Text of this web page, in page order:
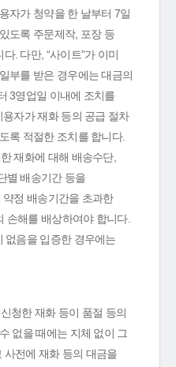
자가 청약을 한 날부터 7일
도록 주문제작, 포장 등
. 다만, “사이트”가 이미
부를 받은 경우에는 대금의
3영업일 이내에 조치를
용자가 재화 등의 공급 절차
록 적절한 조치를 합니다.
재화에 대해 배송수단,
별 배송기간 등을
약정 배송기간을 초과한
손해를 배상하여야 합니다.
없음을 입증한 경우에는
청한 재화 등이 품절 등의
없을 때에는 지체 없이 그
전에 재화 등의 대금을